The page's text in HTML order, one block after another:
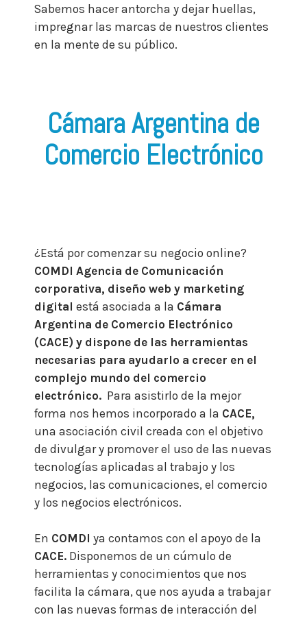
Sabemos hacer antorcha y dejar huellas,
impregnar las marcas de nuestros clientes
en la mente de su público.
Cámara Argentina de
Comercio Electrónico
¿Está por comenzar su negocio online?
COMDI Agencia de Comunicación
corporativa, diseño web y marketing
digital está asociada a la Cámara
Argentina de Comercio Electrónico
(CACE) y dispone de las herramientas
necesarias para ayudarlo a crecer en el
complejo mundo del comercio
electrónico. Para asistirlo de la mejor
forma nos hemos incorporado a la CACE,
una asociación civil creada con el objetivo
de divulgar y promover el uso de las nuevas
tecnologías aplicadas al trabajo y los
negocios, las comunicaciones, el comercio
y los negocios electrónicos.
En COMDI ya contamos con el apoyo de la
CACE. Disponemos de un cúmulo de
herramientas y conocimientos que nos
facilita la cámara, que nos ayuda a trabajar
con las nuevas formas de interacción del